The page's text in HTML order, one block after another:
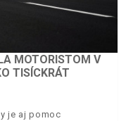
MOTORISTOM V
TISÍCKRÁT
je aj pomoc